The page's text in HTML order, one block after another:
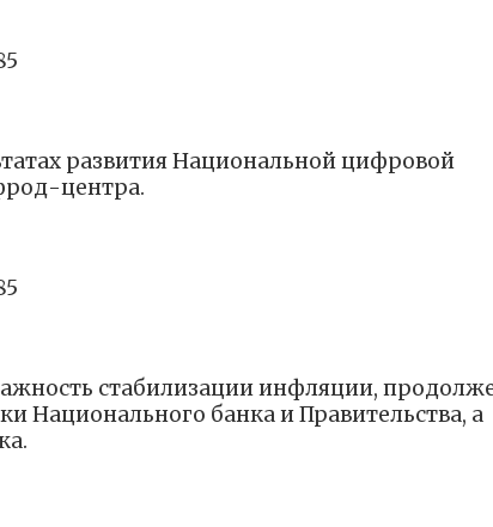
развития Национальной цифровой
центра.
стабилизации инфляции,
Национального банка и Правительства, а